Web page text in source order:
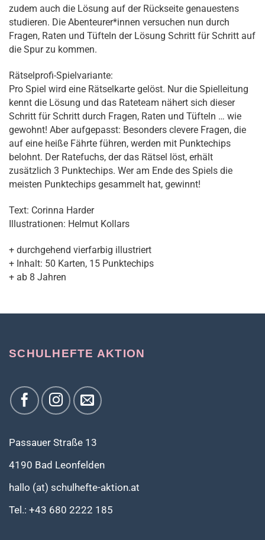
zudem auch die Lösung auf der Rückseite genauestens
studieren. Die Abenteurer*innen versuchen nun durch
Fragen, Raten und Tüfteln der Lösung Schritt für Schritt auf
die Spur zu kommen.
Rätselprofi-Spielvariante:
Pro Spiel wird eine Rätselkarte gelöst. Nur die Spielleitung
kennt die Lösung und das Rateteam nähert sich dieser
Schritt für Schritt durch Fragen, Raten und Tüfteln … wie
gewohnt! Aber aufgepasst: Besonders clevere Fragen, die
auf eine heiße Fährte führen, werden mit Punktechips
belohnt. Der Ratefuchs, der das Rätsel löst, erhält
zusätzlich 3 Punktechips. Wer am Ende des Spiels die
meisten Punktechips gesammelt hat, gewinnt!
Text: Corinna Harder
Illustrationen: Helmut Kollars
+ durchgehend vierfarbig illustriert
+ Inhalt: 50 Karten, 15 Punktechips
+ ab 8 Jahren
SCHULHEFTE AKTION
Passauer Straße 13
4190 Bad Leonfelden
hallo (at) schulhefte-aktion.at
Tel.: +43 680 2222 185